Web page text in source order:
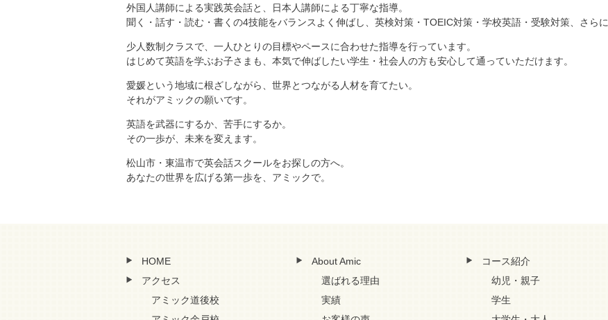
外国人講師による実践英会話と、日本人講師による丁寧な指導。
聞く・話す・読む・書くの4技能をバランスよく伸ばし、英検対策・TOEIC対策・学校英語・受験対策、さら
少人数制クラスで、一人ひとりの目標やペースに合わせた指導を行っています。
はじめて英語を学ぶお子さまも、本気で伸ばしたい学生・社会人の方も安心して通っていただけます。
愛媛という地域に根ざしながら、世界とつながる人材を育てたい。
それがアミックの願いです。
英語を武器にするか、苦手にするか。
その一歩が、未来を変えます。
松山市・東温市で英会話スクールをお探しの方へ。
あなたの世界を広げる第一歩を、アミックで。
HOME
アクセス
アミック道後校
About Amic
選ばれる理由
実績
コース紹介
幼児・親子
学生